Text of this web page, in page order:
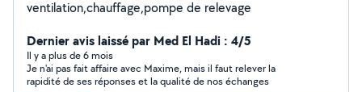
ventilation,chauffage,pompe de relevage
Dernier avis laissé par Med El Hadi : 4/5
Il y a plus de 6 mois
Je n'ai pas fait affaire avec Maxime, mais il faut relever la
rapidité de ses réponses et la qualité de nos échanges